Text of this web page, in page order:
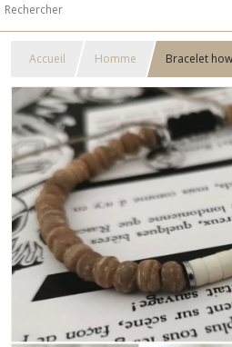
Accueil Homme Bracelet